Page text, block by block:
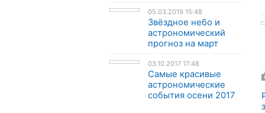
05.03.2019 15:48
Звёздное небо и
астрономический
прогноз на март
03.10.2017 17:48
Самые красивые
астрономические
события осени 2017